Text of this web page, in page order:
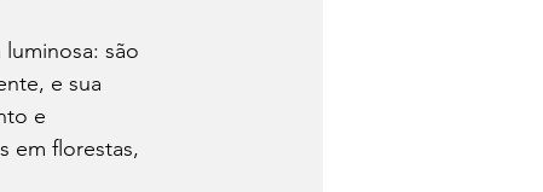
são
e sua
e
em florestas,